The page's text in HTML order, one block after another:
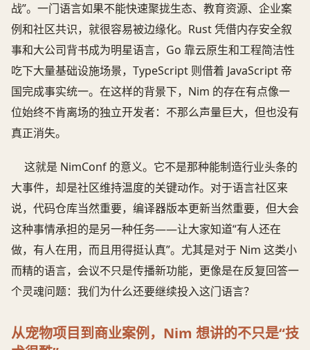
战”。一门语言如果不能快速聚拢生态、教育资源、企业案
例和社区共识，就很容易被边缘化。Rust 凭借内存安全叙
事和大公司背书成为明星语言，Go 靠云原生和工程简洁性
吃下大量基础设施场景，TypeScript 则借着 JavaScript 帝
国完成事实统一。在这样的背景下，Nim 的存在有点像一
位始终不肯离场的独立开发者：不那么声量巨大，但也没有
真正消失。
这就是 NimConf 的意义。它不是那种能制造行业头条的
大事件，却是社区维持温度的关键动作。对于语言社区来
说，代码仓库当然重要，编译器版本更新当然重要，但大会
这种事情承担的是另一种任务——让大家知道“有人还在
做，有人在用，而且用得挺认真”。尤其是对于 Nim 这类小
而精的语言，会议不只是传播新功能，更像是在反复回答一
个灵魂问题：我们为什么还要继续投入这门语言？
从宠物项目到商业案例，Nim 想讲的不只是“技